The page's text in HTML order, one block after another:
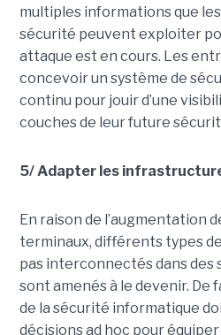
multiples informations que
sécurité peuvent exploiter
attaque est en cours. Les
concevoir un système de
continu pour jouir d’une
couches de leur future
5/ Adapter les
En raison de l’augmentation
terminaux, différents types
pas interconnectés dans
sont amenés à le devenir. De
de la sécurité informatique
décisions ad hoc pour